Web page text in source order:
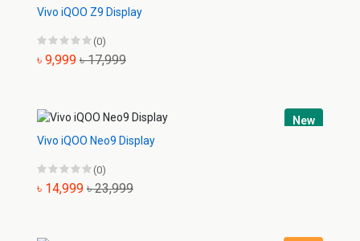
Vivo iQOO Z9 Display
(0)
৳ 9,999 ৳ 17,999
New
Vivo iQOO Neo9 Display
(0)
৳ 14,999 ৳ 23,999